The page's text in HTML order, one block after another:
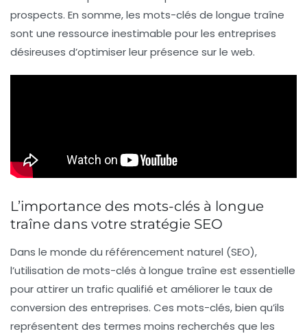
prospects. En somme, les mots-clés de longue traîne
sont une ressource inestimable pour les entreprises
désireuses d’optimiser leur présence sur le web.
L’importance des mots-clés à longue
traîne dans votre stratégie SEO
Dans le monde du référencement naturel (SEO),
l’utilisation de mots-clés à longue traîne est essentielle
pour attirer un trafic qualifié et améliorer le taux de
conversion des entreprises. Ces mots-clés, bien qu’ils
représentent des termes moins recherchés que les